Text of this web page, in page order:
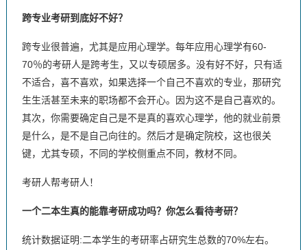
跨专业考研到底好不好？
跨专业很普遍，尤其是应用心理学。每年应用心理学有60-
70％的考研人是跨考生，又以专硕居多。没有好不好，只有适
不适合，喜不喜欢，如果选择一个自己不喜欢的专业，那研究
生生活甚至未来的职场都不会开心。因为这不是自己喜欢的。
其次，你需要确定自己是不是真的喜欢心理学，他的就业前景
是什么，是不是自己向往的。然后才是确定院校，这也很关
键，尤其专硕，不同的学校侧重点不同，教材不同。
考研人帮考研人！
一个二本生真的能靠考研成功吗？你怎么看待考研？
统计数据证明:二本学生的考研率占研究生总数的70%左右。